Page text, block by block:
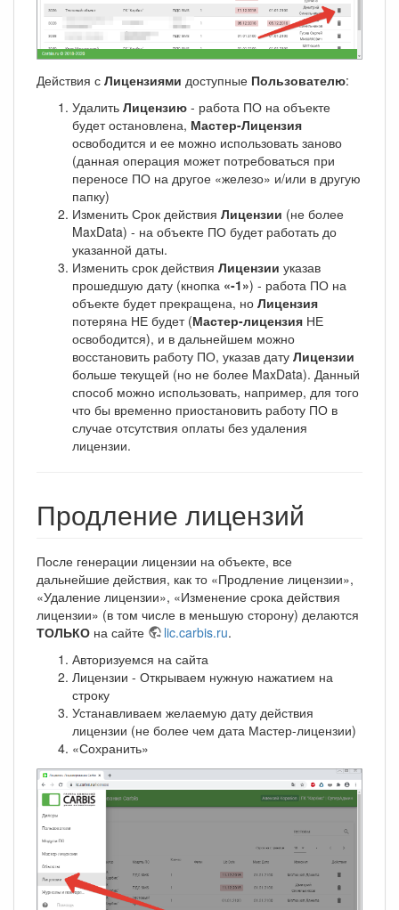
Действия с Лицензиями доступные Пользователю:
Удалить Лицензию - работа ПО на объекте
будет остановлена, Мастер-Лицензия
освободится и ее можно использовать заново
(данная операция может потребоваться при
переносе ПО на другое «железо» и/или в другую
папку)
Изменить Срок действия Лицензии (не более
MaxData) - на объекте ПО будет работать до
указанной даты.
Изменить срок действия Лицензии указав
прошедшую дату (кнопка «-1») - работа ПО на
объекте будет прекращена, но Лицензия
потеряна НЕ будет (Мастер-лицензия НЕ
освободится), и в дальнейшем можно
восстановить работу ПО, указав дату Лицензии
больше текущей (но не более MaxData). Данный
способ можно использовать, например, для того
что бы временно приостановить работу ПО в
случае отсутствия оплаты без удаления
лицензии.
Продление лицензий
После генерации лицензии на объекте, все
дальнейшие действия, как то «Продление лицензии»,
«Удаление лицензии», «Изменение срока действия
лицензии» (в том числе в меньшую сторону) делаются
ТОЛЬКО на сайте lic.carbis.ru.
Авторизуемся на сайта
Лицензии - Открываем нужную нажатием на
строку
Устанавливаем желаемую дату действия
лицензии (не более чем дата Мастер-лицензии)
«Сохранить»